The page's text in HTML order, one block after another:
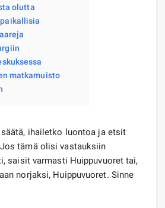
olutta
matkamuisto
ihailetko luontoa ja etsit
tämä olisi vastauksiin
saisit varmasti Huippuvuoret tai,
norjaksi, Huippuvuoret. Sinne